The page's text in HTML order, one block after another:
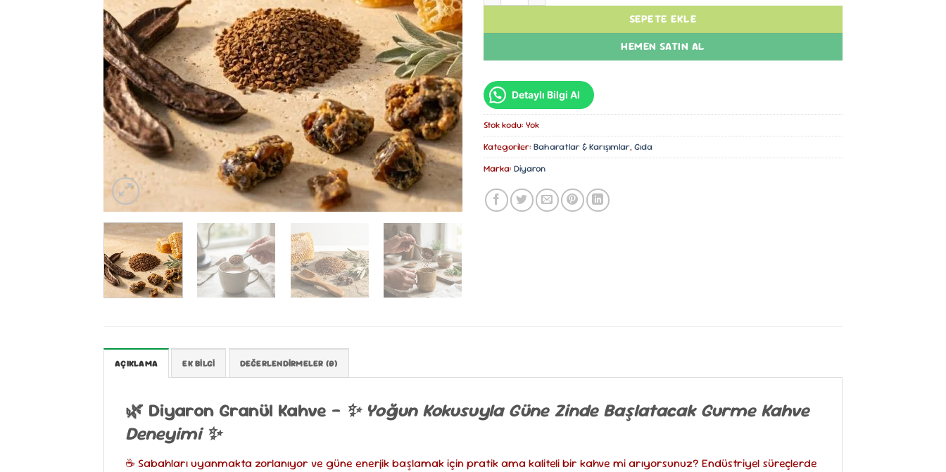
SEPETE EKLE
HEMEN SATIN AL
Detaylı Bilgi Al
Stok kodu: Yok
Kategoriler: Baharatlar & Karışımlar, Gıda
Marka: Diyaron
AÇIKLAMA EK BILGI DEĞERLENDIRMELER (0)
🌿 Diyaron Granül Kahve – ✨ Yoğun Kokusuyla Güne Zinde Başlatacak Gurme Kahve
Deneyimi ✨
☕ Sabahları uyanmakta zorlanıyor ve güne enerjik başlamak için pratik ama kaliteli bir kahve mi arıyorsunuz? Endüstriyel süreçlerde